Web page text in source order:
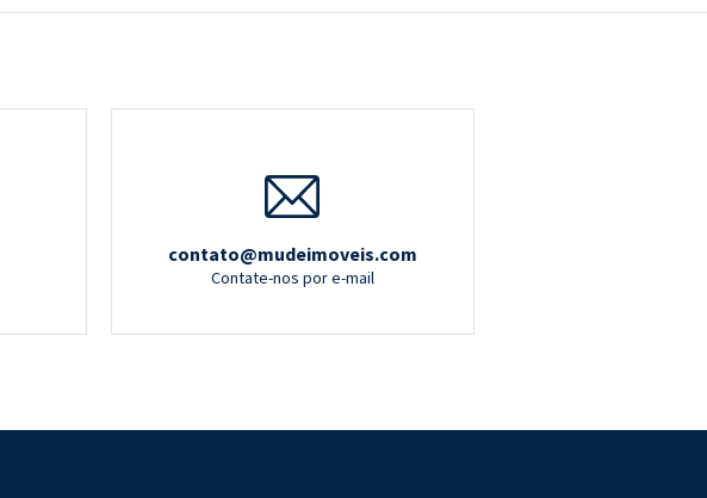
contato@mudeimoveis.com
Contate-nos por e-mail